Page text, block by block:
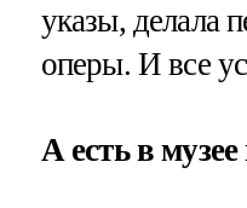
указы, делала
оперы. И все
А есть в